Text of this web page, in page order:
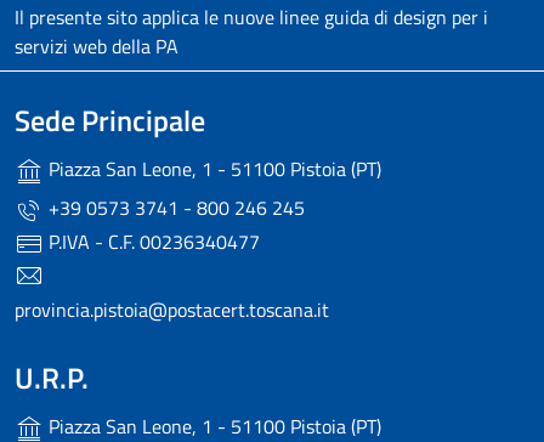
Il presente sito applica le nuove linee guida di design per i
servizi web della PA
Sede Principale
Piazza San Leone, 1 - 51100 Pistoia (PT)
+39 0573 3741 - 800 246 245
P.IVA - C.F. 00236340477
provincia.pistoia@postacert.toscana.it
U.R.P.
Piazza San Leone, 1 - 51100 Pistoia (PT)